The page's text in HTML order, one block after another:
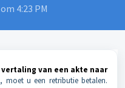
4:23 PM
vertaling van een akte naar
moet u een retributie betalen.